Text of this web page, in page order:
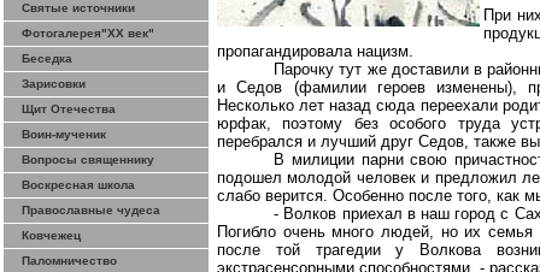
Святые источники
Фотогалерея"ХХ век"
Беседка
Зарисовки
Щит Отечества
Воин-мученик
Вопросы священнику
Воскресная школа
Православные чудеса
Ковчежец
Паломничество
При
пропагандировала нацизм.
Парочку тут же доставили в
и Седов (фамилии героев изменены),
Несколько лет назад сюда переехали
юрфак, поэтому без особого труда
перебрался и лучший друг Седов, также
В милиции парни свою
подошел молодой человек и предложил
слабо верится. Особенно после того, как
- Волков приехал в наш город с
Погибло очень много людей, но их
после той трагедии у Волкова
экстрасенсорными способностями, -